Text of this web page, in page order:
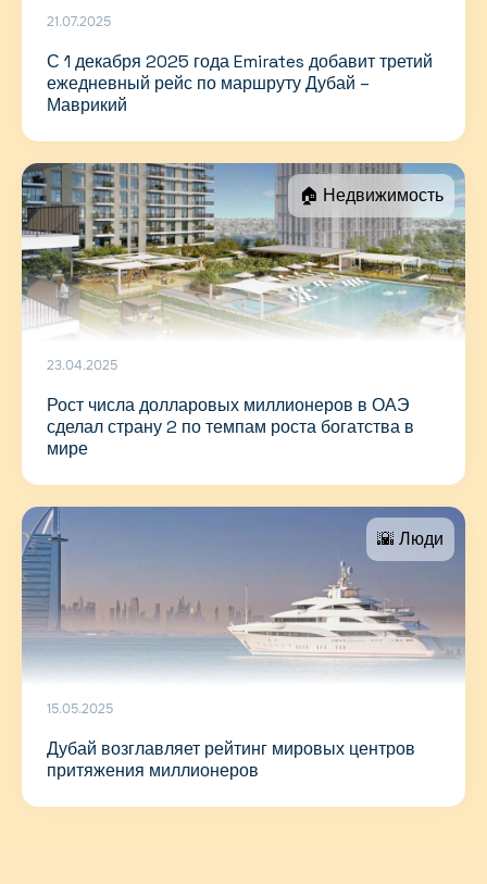
21.07.2025
С 1 декабря 2025 года Emirates добавит третий
ежедневный рейс по маршруту Дубай –
Маврикий
🏠 Недвижимость
23.04.2025
Рост числа долларовых миллионеров в ОАЭ
сделал страну 2 по темпам роста богатства в
мире
🌇 Люди
15.05.2025
Дубай возглавляет рейтинг мировых центров
притяжения миллионеров